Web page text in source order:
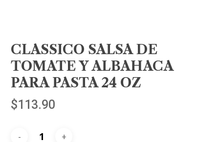
CLASSICO SALSA DE
TOMATE Y ALBAHACA
PARA PASTA 24 OZ
$113.90